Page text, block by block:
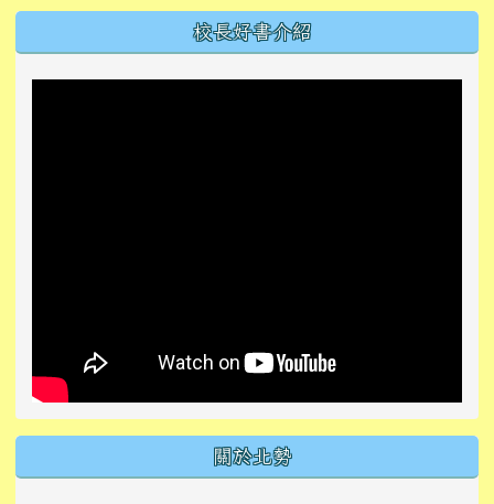
校長好書介紹
關於北勢